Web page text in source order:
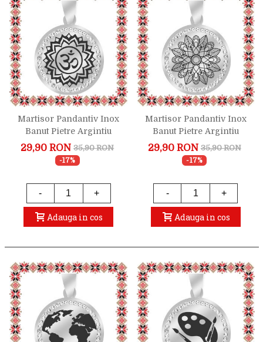
Martisor Pandantiv Inox
Banut Pietre Argintiu
Chakra Coroanei
29,90 RON 35,90 RON
-17%
- +
Adauga in cos
Martisor Pandantiv Inox
Banut Pietre Argintiu
Mandala
29,90 RON 35,90 RON
-17%
- +
Adauga in cos